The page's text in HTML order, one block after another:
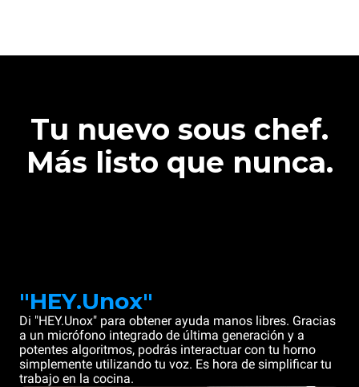
Tu nuevo sous chef.
Más listo que nunca.
"HEY.Unox"
Di "HEY.Unox" para obtener ayuda manos libres. Gracias
a un micrófono integrado de última generación y a
potentes algoritmos, podrás interactuar con tu horno
simplemente utilizando tu voz. Es hora de simplificar tu
trabajo en la cocina.